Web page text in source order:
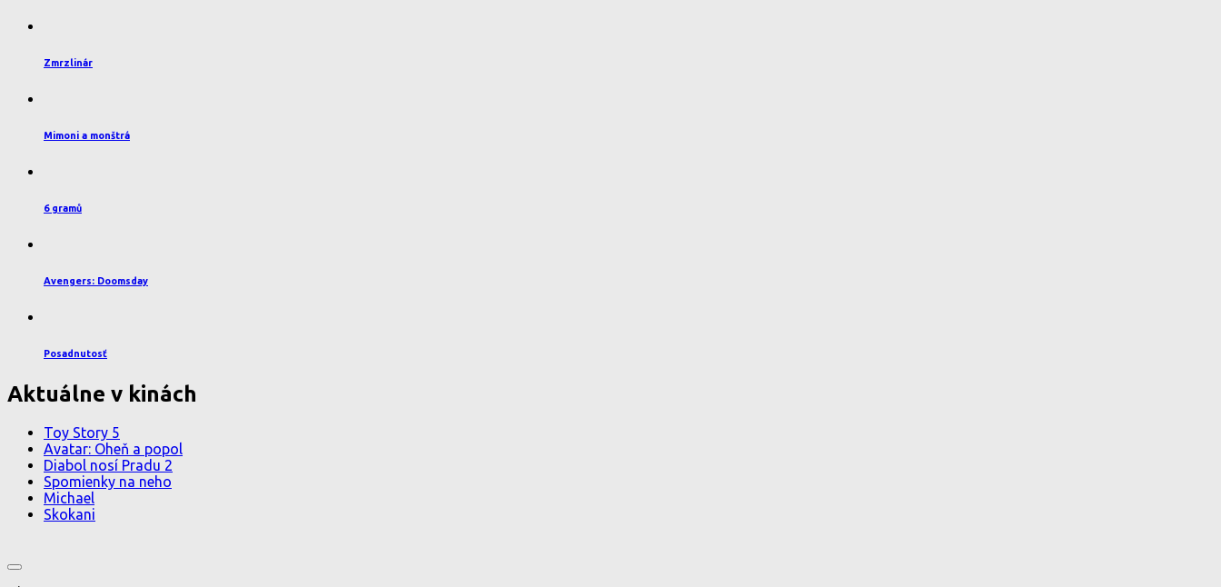
Zmrzlinár
Mimoni a monštrá
6 gramů
Avengers: Doomsday
Posadnutosť
Aktuálne v kinách
Toy Story 5
Avatar: Oheň a popol
Diabol nosí Pradu 2
Spomienky na neho
Michael
Skokani